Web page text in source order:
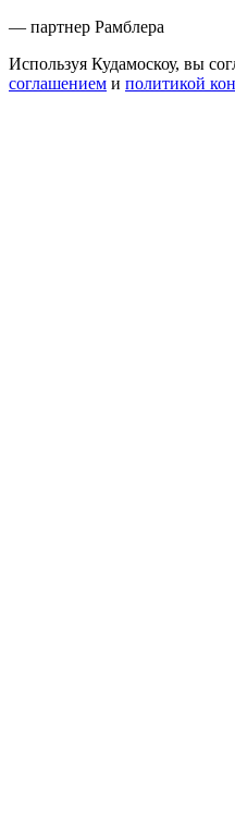
— партнер Рамблера
Используя Кудамоскоу, вы
соглашением и политикой